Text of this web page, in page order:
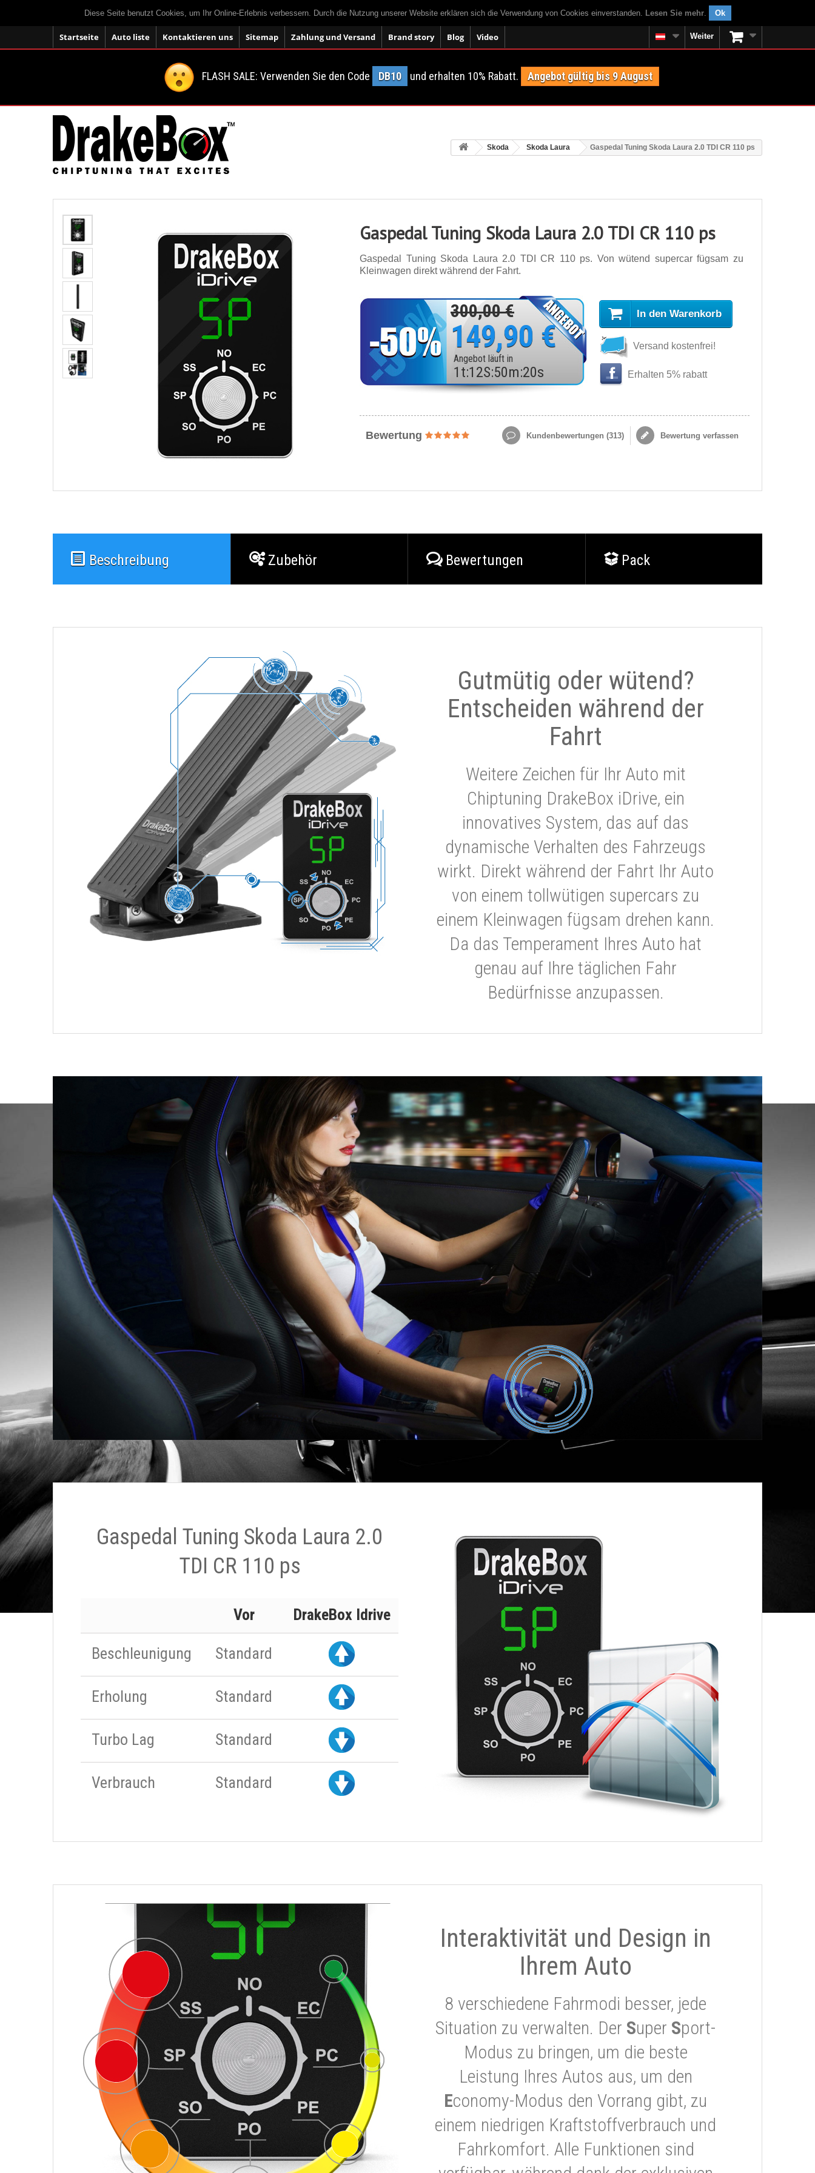
Diese Seite benutzt Cookies, um Ihr Online-Erlebnis verbessern. Durch die Nutzung unserer Website erklären sich die Verwendung von Cookies einverstanden. Lesen Sie mehr. Ok
Startseite Auto liste Kontaktieren uns Sitemap Zahlung und Versand Brand story Blog Video Weiter
FLASH SALE: Verwenden Sie den Code DB10 und erhalten 10% Rabatt. Angebot gültig bis 9 August
Skoda Skoda Laura Gaspedal Tuning Skoda Laura 2.0 TDI CR 110 ps
Gaspedal Tuning Skoda Laura 2.0 TDI CR 110 ps
Gaspedal Tuning Skoda Laura 2.0 TDI CR 110 ps. Von wütend supercar fügsam zu
Kleinwagen direkt während der Fahrt.
300,00 €
149,90 €
Angebot läuft in
1 t:12S:50m:18s
In den Warenkorb
Versand kostenfrei!
Erhalten 5% rabatt
Bewertung Kundenbewertungen (313) Bewertung verfassen
Beschreibung Zubehör Bewertungen Pack
Gutmütig oder wütend?
Entscheiden während der
Fahrt
Weitere Zeichen für Ihr Auto mit
Chiptuning DrakeBox iDrive, ein
innovatives System, das auf das
dynamische Verhalten des Fahrzeugs
wirkt. Direkt während der Fahrt Ihr Auto
von einem tollwütigen supercars zu
einem Kleinwagen fügsam drehen kann.
Da das Temperament Ihres Auto hat
genau auf Ihre täglichen Fahr
Bedürfnisse anzupassen.
Gaspedal Tuning Skoda Laura 2.0
TDI CR 110 ps
Vor DrakeBox Idrive
Beschleunigung Standard
Erholung Standard
Turbo Lag Standard
Verbrauch Standard
Interaktivität und Design in
Ihrem Auto
8 verschiedene Fahrmodi besser, jede
Situation zu verwalten. Der Super Sport-
Modus zu bringen, um die beste
Leistung Ihres Autos aus, um den
Economy-Modus den Vorrang gibt, zu
einem niedrigen Kraftstoffverbrauch und
Fahrkomfort. Alle Funktionen sind